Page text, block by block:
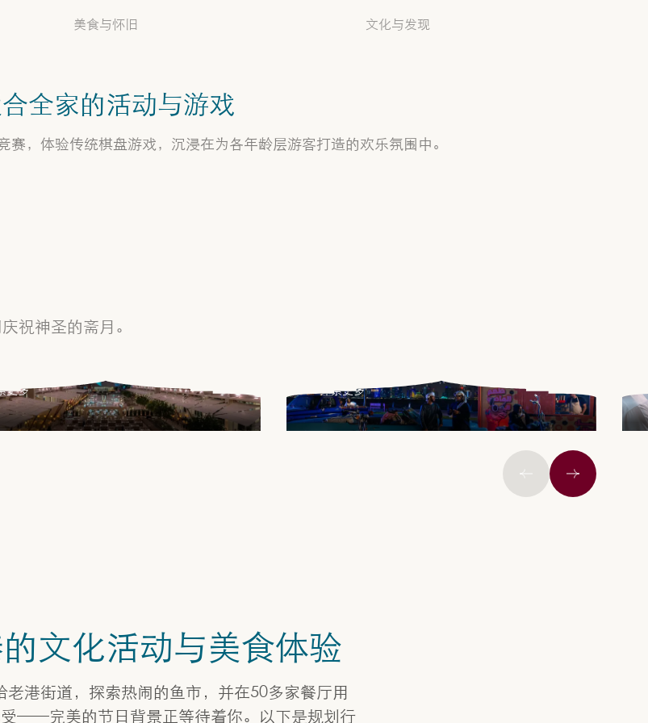
美食与怀旧 文化与发现
全家的活动与游戏
，体验传统棋盘游戏，沉浸在为各年龄层游客打造的欢乐氛围中。
祝神圣的斋月。
雷布之夜
闪耀的街道和热闹的庭院，闪烁的灯
照亮每个角落，呈现令人惊叹的瞬间，
更多 探索更多
上一页 下一个
文化活动与美食体验
老港街道，探索热闹的鱼市，并在50多家餐厅用
——完美的节日背景正等待着你。以下是规划行